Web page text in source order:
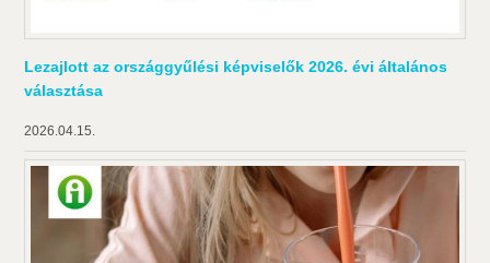
Lezajlott az országgyűlési képviselők 2026. évi általános
választása
2026.04.15.